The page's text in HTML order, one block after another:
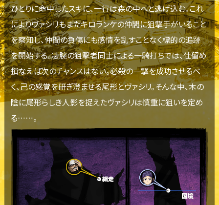
ひとりに命中したスキに、一行は森の中へと逃げ込む。これ
によりヴァシリもまたキロランケの仲間に狙撃手がいること
を察知し、仲間の負傷にも感情を乱すことなく標的の追跡
を開始する。凄腕の狙撃者同士による一騎打ちでは、仕留め
損なえば次のチャンスはない。必殺の一撃を成功させるべ
く、己の感覚を研ぎ澄ませる尾形とヴァシリ。そんな中、木の
陰に尾形らしき人影を捉えたヴァシリは慎重に狙いを定め
る……。